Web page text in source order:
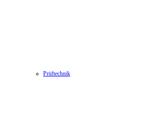
Prüftechnik